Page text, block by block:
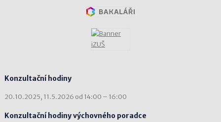
Konzultační hodiny
20.10.2025, 11.5.2026 od 14:00 – 16:00
Konzultační hodiny výchovného poradce